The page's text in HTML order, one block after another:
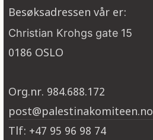
Besøksadressen vår er:
Christian Krohgs gate 15
0186 OSLO
Org.nr. 984.688.172
post@palestinakomiteen.no
Tlf: +47 95 96 98 74